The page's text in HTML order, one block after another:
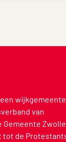
van
Zwolle
tot de